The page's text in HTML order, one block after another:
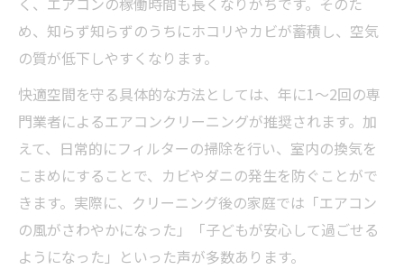
エアコンクリーニング推奨時期早見表
症状から判断するメンテナンスサイン
初めてのエアコンクリーニングで注意する
こと
め、知らず知らずのうちにホコリやカビが蓄積し、空気
の質が低下しやすくなります。
快適空間を守る具体的な方法としては、年に1～2回の専
門業者によるエアコンクリーニングが推奨されます。加
えて、日常的にフィルターの掃除を行い、室内の換気を
こまめにすることで、カビやダニの発生を防ぐことがで
きます。実際に、クリーニング後の家庭では「エアコン
の風がさわやかになった」「子どもが安心して過ごせる
ようになった」といった声が多数あります。